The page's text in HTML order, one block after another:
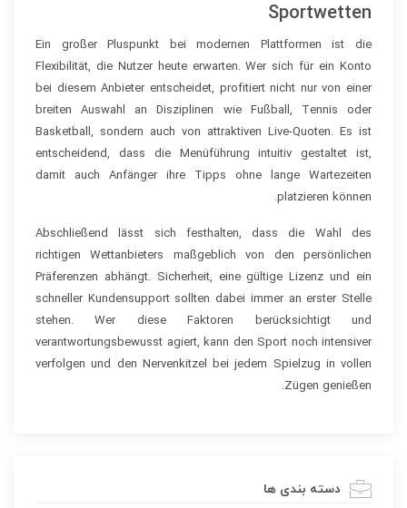
Sportwetten
Ein großer Pluspunkt bei modernen Plattformen ist die
Flexibilität, die Nutzer heute erwarten. Wer sich für ein Konto
bei diesem Anbieter entscheidet, profitiert nicht nur von einer
breiten Auswahl an Disziplinen wie Fußball, Tennis oder
Basketball, sondern auch von attraktiven Live-Quoten. Es ist
entscheidend, dass die Menüführung intuitiv gestaltet ist,
damit auch Anfänger ihre Tipps ohne lange Wartezeiten
platzieren können.
Abschließend lässt sich festhalten, dass die Wahl des
richtigen Wettanbieters maßgeblich von den persönlichen
Präferenzen abhängt. Sicherheit, eine gültige Lizenz und ein
schneller Kundensupport sollten dabei immer an erster Stelle
stehen. Wer diese Faktoren berücksichtigt und
verantwortungsbewusst agiert, kann den Sport noch intensiver
verfolgen und den Nervenkitzel bei jedem Spielzug in vollen
Zügen genießen.
دسته بندی ها